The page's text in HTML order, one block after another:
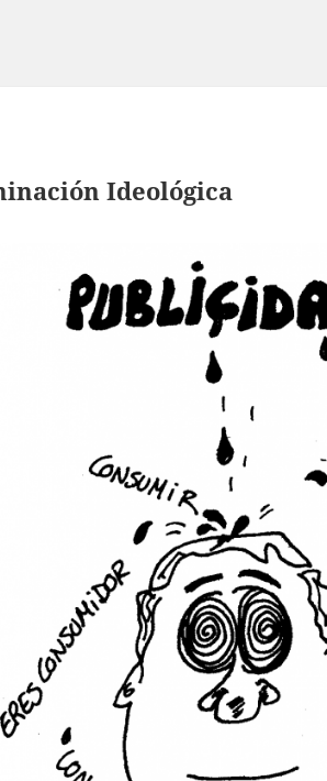
Ideológica